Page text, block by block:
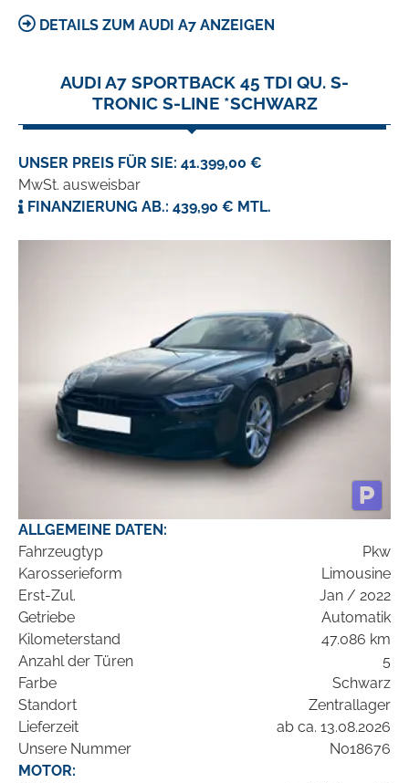
DETAILS ZUM AUDI A7 ANZEIGEN
AUDI A7 SPORTBACK 45 TDI QU. S-
TRONIC S-LINE *SCHWARZ
UNSER PREIS FÜR SIE: 41.399,00 €
MwSt. ausweisbar
FINANZIERUNG AB.: 439,90 € MTL.
ALLGEMEINE DATEN:
Fahrzeugtyp
Pkw
Karosserieform
Limousine
Erst-Zul.
Jan / 2022
Getriebe
Automatik
Kilometerstand
47.086 km
Anzahl der Türen
5
Farbe
Schwarz
Standort
Zentrallager
Lieferzeit
ab ca. 13.08.2026
Unsere Nummer
N018676
MOTOR: